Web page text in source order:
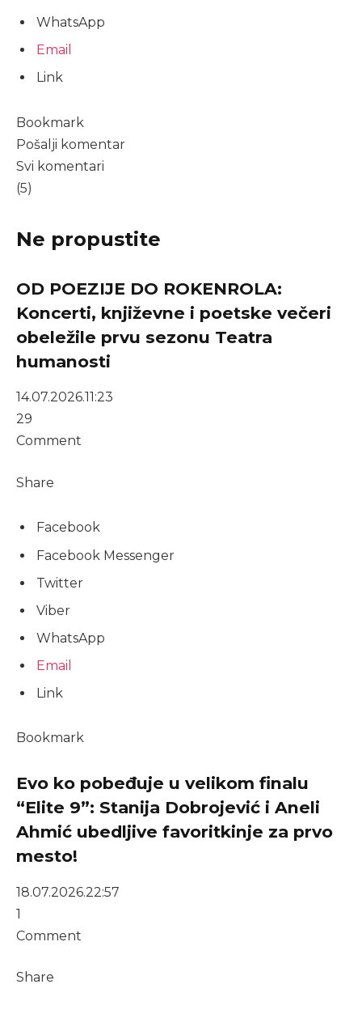
WhatsApp
Email
Link
Bookmark
Pošalji komentar
Svi komentari
(5)
Ne propustite
OD POEZIJE DO ROKENROLA:
Koncerti, književne i poetske večeri
obeležile prvu sezonu Teatra
humanosti
14.07.2026.11:23
29
Comment
Share
Facebook
Facebook Messenger
Twitter
Viber
WhatsApp
Email
Link
Bookmark
Evo ko pobeđuje u velikom finalu
“Elite 9”: Stanija Dobrojević i Aneli
Ahmić ubedljive favoritkinje za prvo
mesto!
18.07.2026.22:57
1
Comment
Share